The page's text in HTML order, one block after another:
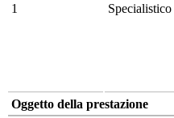
1 Specialistico
Oggetto della prestazione